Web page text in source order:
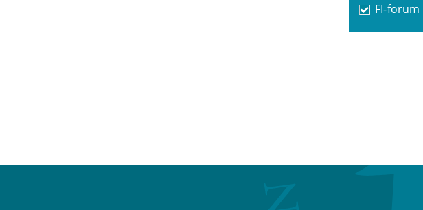
FI-forum